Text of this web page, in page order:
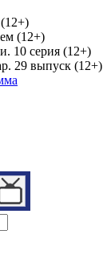
(12+)
10 серия (12+)
29 выпуск (12+)